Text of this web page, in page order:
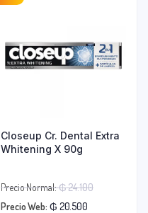
Closeup Cr. Dental Extra
Whitening X 90g
Precio Normal:₲24.100El
Precio Web: ₲ 20.500